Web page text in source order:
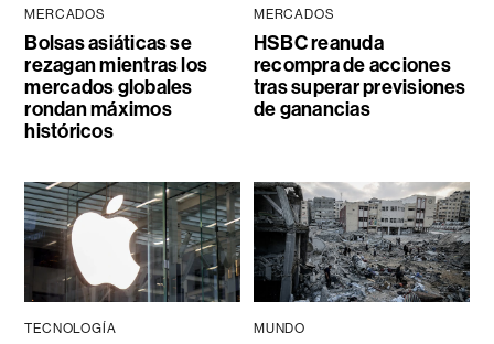
MERCADOS
Bolsas asiáticas se
rezagan mientras los
mercados globales
rondan máximos
históricos
MERCADOS
HSBC reanuda
recompra de acciones
tras superar previsiones
de ganancias
TECNOLOGÍA MUNDO